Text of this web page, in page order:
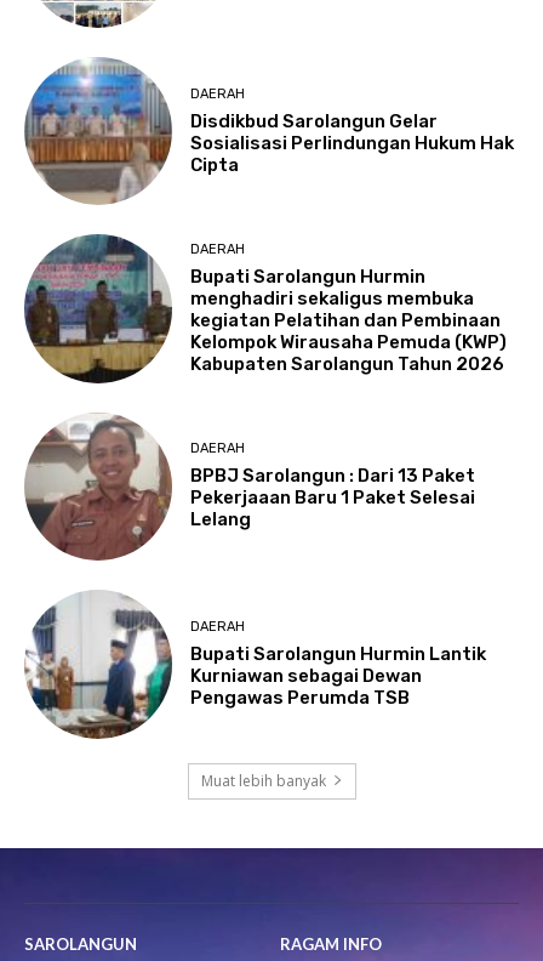
DAERAH
Disdikbud Sarolangun Gelar
Sosialisasi Perlindungan Hukum Hak
Cipta
DAERAH
Bupati Sarolangun Hurmin
menghadiri sekaligus membuka
kegiatan Pelatihan dan Pembinaan
Kelompok Wirausaha Pemuda (KWP)
Kabupaten Sarolangun Tahun 2026
DAERAH
BPBJ Sarolangun : Dari 13 Paket
Pekerjaaan Baru 1 Paket Selesai
Lelang
DAERAH
Bupati Sarolangun Hurmin Lantik
Kurniawan sebagai Dewan
Pengawas Perumda TSB
Muat lebih banyak
SAROLANGUN RAGAM INFO